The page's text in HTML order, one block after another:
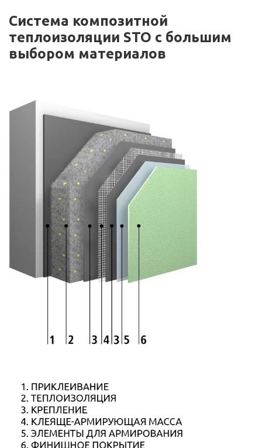
Cистема композитной
теплоизоляции STO с большим
выбором материалов